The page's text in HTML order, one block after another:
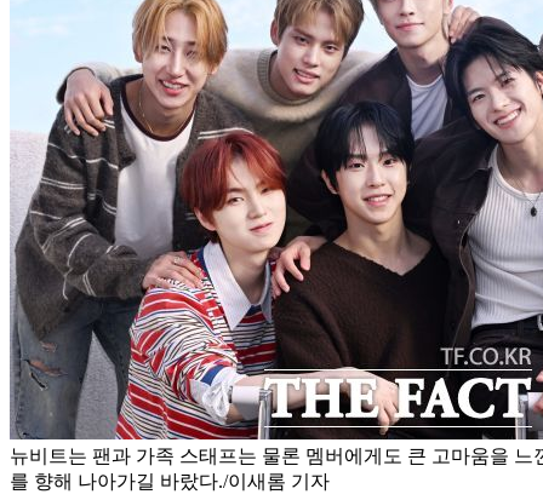
뉴비트는 팬과 가족 스태프는 물론 멤버에게도 큰 고마움을
를 향해 나아가길 바랐다./이새롬 기자